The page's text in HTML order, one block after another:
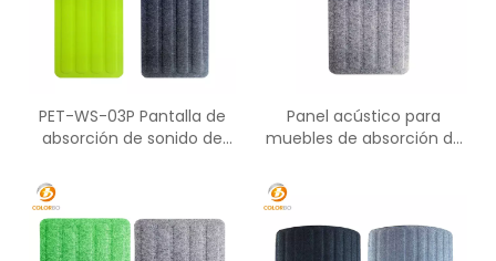
PET-WS-03P Pantalla de
absorción de sonido de
Panel acústico para
muebles de absorción de
de poliéster PET-WS-04P